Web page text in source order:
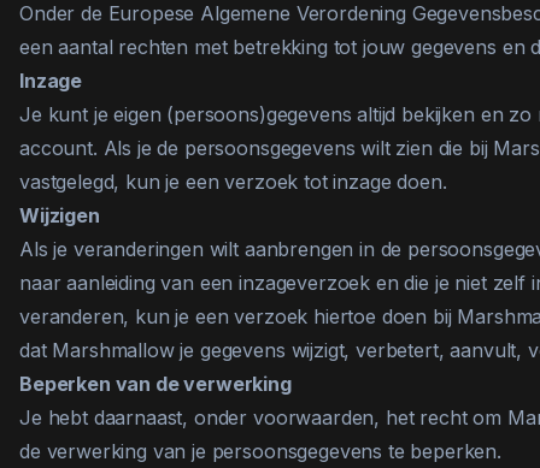
Onder de Europese Algemene Verordening
een aantal rechten met betrekking tot jouw gegevens en
Inzage
Je kunt je eigen (persoons)gegevens altijd bekijken en zo
account. Als je de persoonsgegevens wilt zien die bij
vastgelegd, kun je een verzoek tot inzage doen.
Wijzigen
Als je veranderingen wilt aanbrengen in de
naar aanleiding van een inzageverzoek en die je niet zelf
veranderen, kun je een verzoek hiertoe doen bij
dat Marshmallow je gegevens wijzigt, verbetert, aanvult,
Beperken van de verwerking
Je hebt daarnaast, onder voorwaarden, het recht om
de verwerking van je persoonsgegevens te beperken.